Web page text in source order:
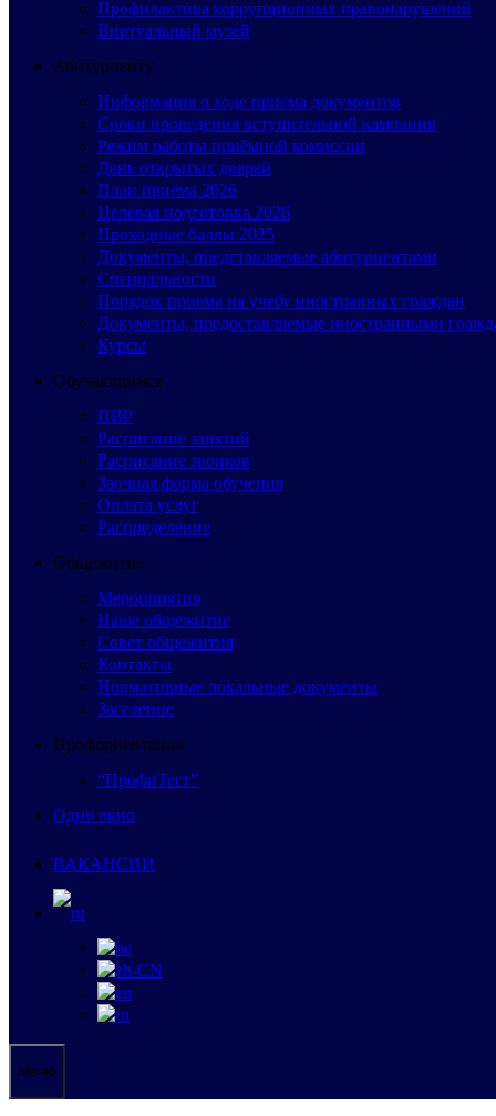
Профилактика коррупционных правонарушений
Виртуальный музей
Абитуриенту
Информация о ходе приема документов
Сроки проведения вступительной кампании
Режим работы приёмной комиссии
День открытых дверей
План приёма 2026
Целевая подготовка 2026
Проходные баллы 2025
Документы, представляемые абитуриентами
Специальности
Порядок приема на учебу иностранных граждан
Документы, предоставляемые иностранными
Курсы
Обучающимся
ПВР
Расписание занятий
Расписание звонков
Заочная форма обучения
Оплата услуг
Распределение
Общежитие
Мероприятия
Наше общежитие
Совет общежития
Контакты
Нормативные локальные документы
Заселение
Профориентация
“ПрофиТест”
Одно окно
ВАКАНСИИ
Меню